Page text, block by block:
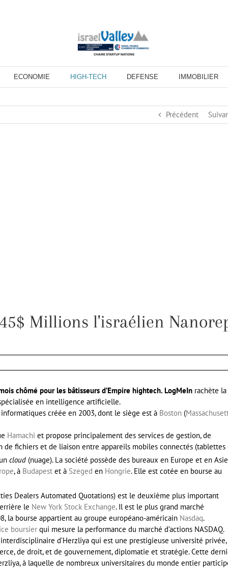
ECONOMIE HIGH-TECH DEFENSE IMMOBILIER
Précédent
Millions l'israélien
chômé pour les bâtisseurs d’Empire hightech. LogMeIn rachète la
en intelligence artificielle.
créée en 2003, dont le siège est à Boston (
Hamachi et propose principalement des services de gestion, de
de fichiers et de liaison entre appareils mobiles connectés (tablettes
cloud (nuage). La société possède des bureaux en Europe et en
, à Budapest et à Szeged en Hongrie. Elle est cotée en bourse au
Dealers Automated Quotations) est le deuxième plus important
le New York Stock Exchange. Il est le plus grand marché
la bourse appartient au groupe européano-américain Nasdaq.
boursier qui mesure la performance du marché d’actions NASDAQ.
d’Herzliya qui est une prestigieuse université privée,
de droit, et de gouvernement, diplomatie et stratégie. Cette
à laquelle de nombreux universitaires du monde entier